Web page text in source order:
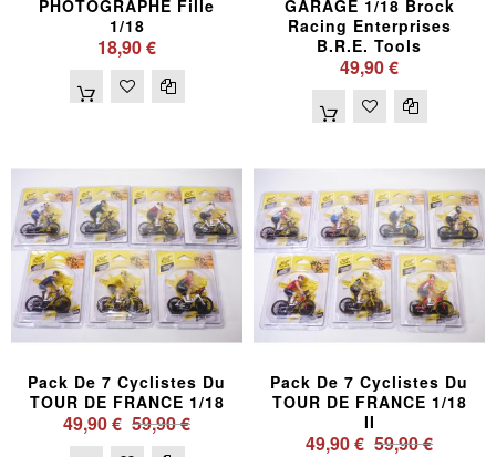
PHOTOGRAPHE Fille
1/18
18,90 €
GARAGE 1/18 Brock
Racing Enterprises
B.R.E. Tools
49,90 €
Pack De 7 Cyclistes Du
TOUR DE FRANCE 1/18
49,90 € 59,90 €
Pack De 7 Cyclistes Du
TOUR DE FRANCE 1/18
II
49,90 € 59,90 €